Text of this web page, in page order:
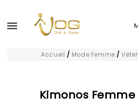
Accueil / Mode Femme /
Kimonos Femme